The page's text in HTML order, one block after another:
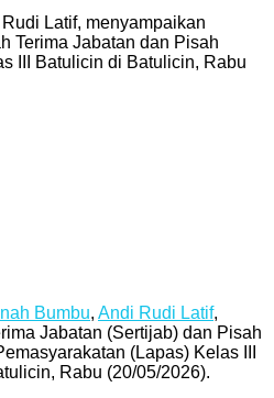
Latif, menyampaikan
Terima Jabatan dan Pisah
III Batulicin di Batulicin, Rabu
Bumbu, Andi Rudi Latif,
Jabatan (Sertijab) dan Pisah
(Lapas) Kelas III
Rabu (20/05/2026).